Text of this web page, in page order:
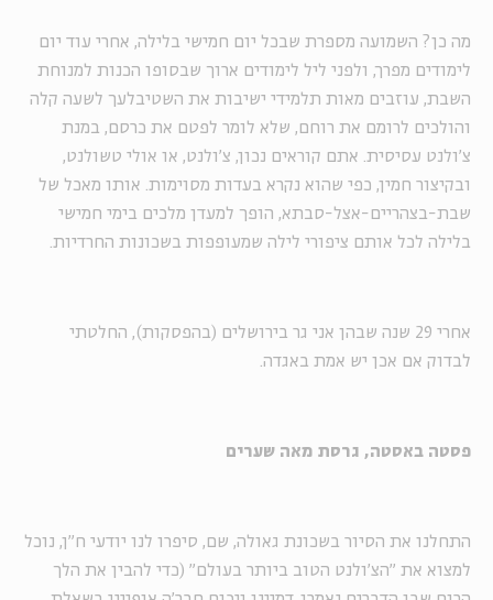
מה כן? השמועה מספרת שבכל יום חמישי בלילה, אחרי עוד יום
לימודים מפרך, ולפני ליל לימודים ארוך שבסופו הכנות למנוחת
השבת, עוזבים מאות תלמידי ישיבות את השטיבלעך לשעה קלה
והולכים לרומם את רוחם, שלא לומר לפטם את כרסם, במנת
צ'ולנט עסיסית. אתם קוראים נכון, צ'ולנט, או אולי טשולנט,
ובקיצור חמין, כפי שהוא נקרא בעדות מסוימות. אותו מאכל של
שבת-בצהריים-אצל-סבתא, הופך למעדן מלכים בימי חמישי
בלילה לכל אותם ציפורי לילה שמעופפות בשכונות החרדיות.
אחרי 29 שנה שבהן אני גר בירושלים (בהפסקות), החלטתי
לבדוק אם אכן יש אמת באגדה.
פסטה באסטה, גרסת מאה שערים
התחלנו את הסיור בשכונת גאולה, שם, סיפרו לנו יודעי ח"ן, נוכל
למצוא את "הצ'ולנט הטוב ביותר בעולם" (כדי להבין את הלך